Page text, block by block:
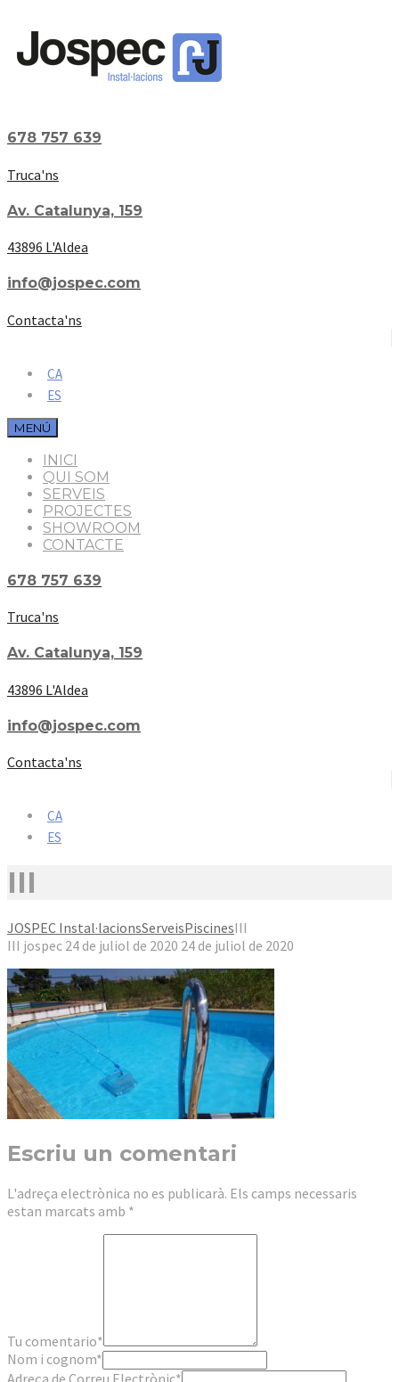
678 757 639
Truca'ns
Av. Catalunya, 159
43896 L'Aldea
info@jospec.com
Contacta'ns
CA
ES
MENÚ
INICI
QUI SOM
SERVEIS
PROJECTES
SHOWROOM
CONTACTE
678 757 639
Truca'ns
Av. Catalunya, 159
43896 L'Aldea
info@jospec.com
Contacta'ns
CA
ES
III
JOSPEC Instal·lacionsServeisPiscinesIII
III jospec 24 de juliol de 2020 24 de juliol de 2020
Escriu un comentari
L'adreça electrònica no es publicarà. Els camps necessaris
estan marcats amb *
Tu comentario*
Nom i cognom*
Adreça de Correu Electrònic*